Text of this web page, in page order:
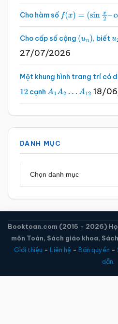
Cho hàm số f(x)=(sinx2 –cos
Cho cấp số cộng (un), biếtu
27/07/2026
Một khung hình trang trí có
12 cạnh A1A2…A 12 18/
DANH MỤC
Booktoan.com (2015 - 2026)
môn Toán, Sách giáo khoa,
Giới thiệu - Liên hệ - Bản quyền -
dẫn.